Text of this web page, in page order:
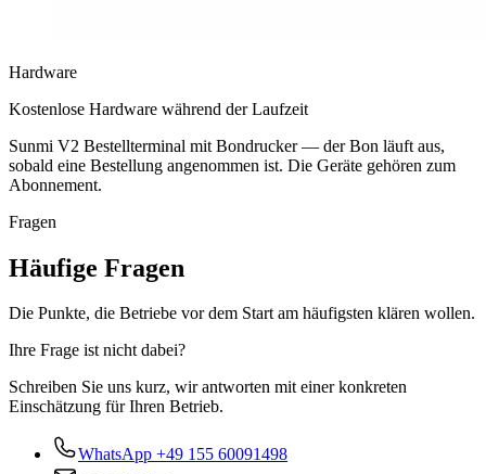
Hardware
Kostenlose Hardware während der Laufzeit
Sunmi V2 Bestellterminal mit Bondrucker — der Bon läuft aus,
sobald eine Bestellung angenommen ist. Die Geräte gehören zum
Abonnement.
Fragen
Häufige Fragen
Die Punkte, die Betriebe vor dem Start am häufigsten klären wollen.
Ihre Frage ist nicht dabei?
Schreiben Sie uns kurz, wir antworten mit einer konkreten
Einschätzung für Ihren Betrieb.
WhatsApp +49 155 60091498